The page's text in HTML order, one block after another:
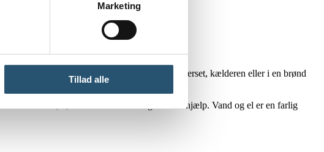
Marketing
Tillad alle
Den sidder ofte ved vandmåleren, i bryggerset, kælderen eller i en brønd
Er du i tvivl, bør du holde afstand og tilkalde hjælp. Vand og el er en farlig